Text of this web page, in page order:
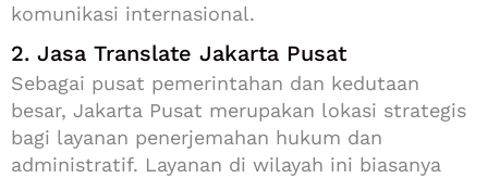
komunikasi internasional.
2. Jasa Translate Jakarta Pusat
Sebagai pusat pemerintahan dan kedutaan
besar, Jakarta Pusat merupakan lokasi strategis
bagi layanan penerjemahan hukum dan
administratif. Layanan di wilayah ini biasanya